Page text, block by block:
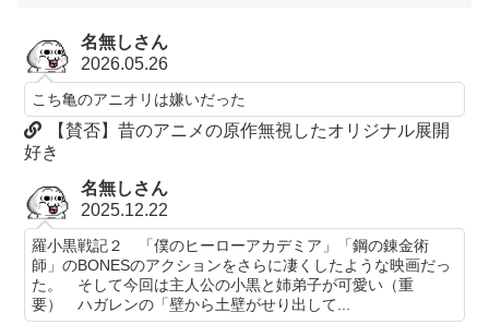
名無しさん
2026.05.26
こち亀のアニオリは嫌いだった
【賛否】昔のアニメの原作無視したオリジナル展開
好き
名無しさん
2025.12.22
羅小黒戦記２ 「僕のヒーローアカデミア」「鋼の錬金術
師」のBONESのアクションをさらに凄くしたような映画だっ
た。 そして今回は主人公の小黒と姉弟子が可愛い（重
要） ハガレンの「壁から土壁がせり出して...